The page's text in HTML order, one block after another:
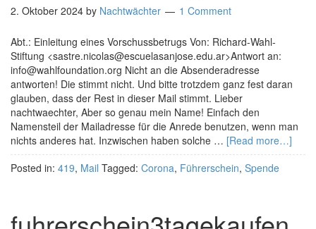
2. Oktober 2024 by Nachtwächter 1 Comment
Abt.: Einleitung eines Vorschussbetrugs Von: Richard-Wahl-
Stiftung <sastre.nicolas@escuelasanjose.edu.ar>Antwort an:
info@wahlfoundation.org Nicht an die Absenderadresse
antworten! Die stimmt nicht. Und bitte trotzdem ganz fest daran
glauben, dass der Rest in dieser Mail stimmt. Lieber
nachtwaechter, Aber so genau mein Name! Einfach den
Namensteil der Mailadresse für die Anrede benutzen, wenn man
nichts anderes hat. Inzwischen haben solche … [Read more…]
Posted in: 419, Mail Tagged: Corona, Führerschein, Spende